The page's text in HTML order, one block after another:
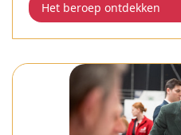
Het beroep ontdekken